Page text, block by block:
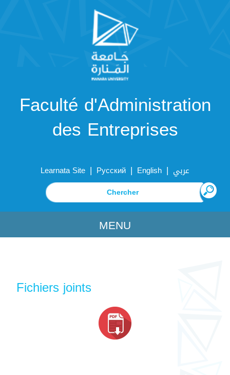
Faculté d'Administration
des Entreprises
Learnata Site | Русский | English | عربي
MENU
Fichiers joints